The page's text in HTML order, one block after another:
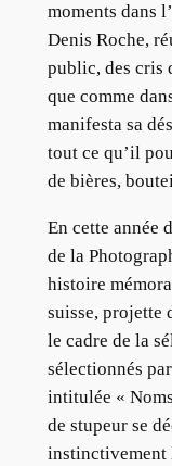
moments dans
Denis Roche,
public, des cris
que comme
manifesta sa
tout ce qu’il
de bières,
En cette année
de la
histoire
suisse, projette
le cadre de la
sélectionnés
intitulée «
de stupeur se
instinctivement